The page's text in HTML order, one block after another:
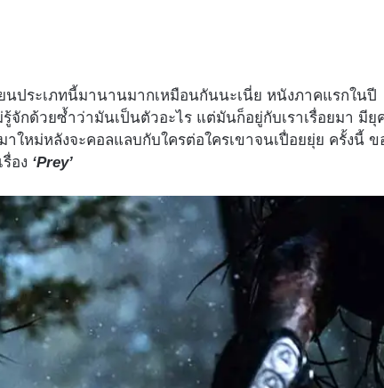
นประเภทนี้มานานมากเหมือนกันนะเนี่ย หนังภาคแรกในปี
จักด้วยซ้ำว่ามันเป็นตัวอะไร แต่มันก็อยู่กับเราเรื่อยมา มียุ
หม่หลังจะคอลแลบกับใครต่อใครเขาจนเปื่อยยุ่ย ครั้งนี้ ข
อง ‘Prey’